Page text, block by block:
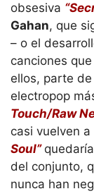
obsesiva
Gahan, que
– o el
canciones
ellos, parte
electropop
Touch/Raw
casi vuelven
Soul”
del conjunto,
nunca han